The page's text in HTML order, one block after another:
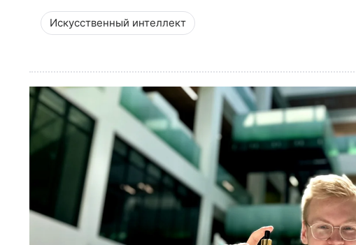
Искусственный интеллект